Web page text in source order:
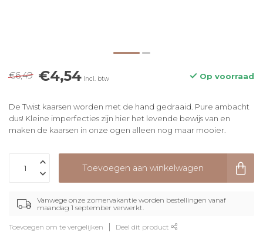
€6,49 €4,54 Incl. btw Op voorraad
De Twist kaarsen worden met de hand gedraaid. Pure ambacht
dus! Kleine imperfecties zijn hier het levende bewijs van en
maken de kaarsen in onze ogen alleen nog maar mooier.
Toevoegen aan winkelwagen
Vanwege onze zomervakantie worden bestellingen vanaf
maandag 1 september verwerkt.
Toevoegen om te vergelijken Deel dit product